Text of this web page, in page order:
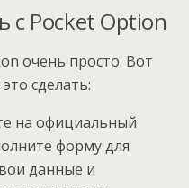
с Pocket Option
очень просто. Вот
сделать:
на официальный
форму для
данные и